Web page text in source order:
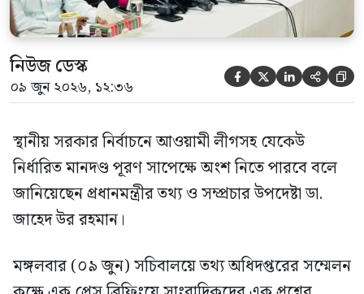
নিউজ ডেস্ক
০৯ জুন ২০২৬, ১২:৩৬     
স্থানীয় সরকার নির্বাচনে আওয়ামী লীগসহ যেকেউ
নির্ধারিত মানদণ্ড পূরণ সাপেক্ষে অংশ নিতে পারবে বলে
জানিয়েছেন প্রধানমন্ত্রীর তথ্য ও সম্প্রচার উপদেষ্টা ডা.
জাহেদ উর রহমান।
মঙ্গলবার (০৯ জুন) সচিবালয়ে তথ্য অধিদপ্তরের সম্মেলন